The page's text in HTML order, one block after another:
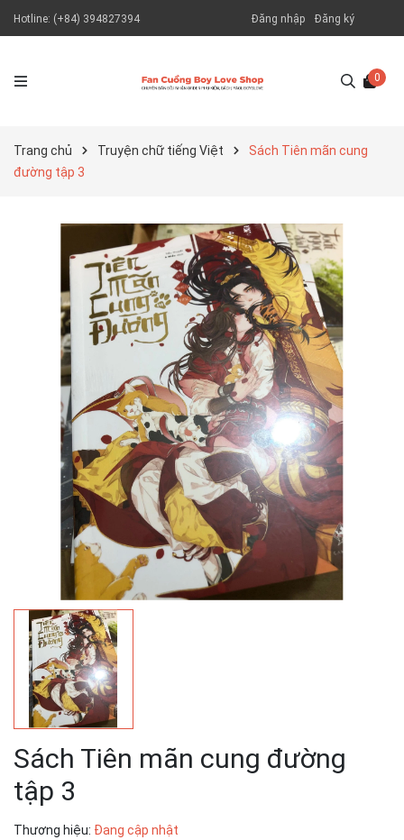
Hotline: (+84) 394827394 Đăng nhập Đăng ký
0
Trang chủ Truyện chữ tiếng Việt
Sách Tiên mãn cung
đường tập 3
Sách Tiên mãn cung đường
tập 3
Thương hiệu: Đang cập nhật